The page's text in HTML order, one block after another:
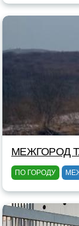
МЕЖГОРОД
ПО ГОРОДУ